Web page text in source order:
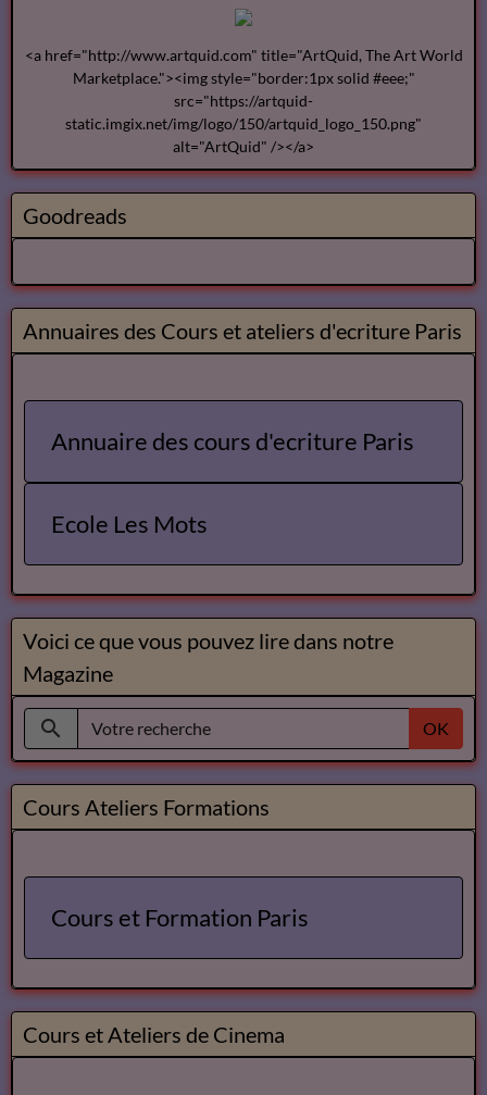
<a href="http://www.artquid.com" title="ArtQuid, The Art World
Marketplace."><img style="border:1px solid #eee;"
src="https://artquid-
static.imgix.net/img/logo/150/artquid_logo_150.png"
alt="ArtQuid" /></a>
Goodreads
Annuaires des Cours et ateliers d'ecriture Paris
Annuaire des cours d'ecriture Paris
Ecole Les Mots
Voici ce que vous pouvez lire dans notre
Magazine
OK
Cours Ateliers Formations
Cours et Formation Paris
Cours et Ateliers de Cinema